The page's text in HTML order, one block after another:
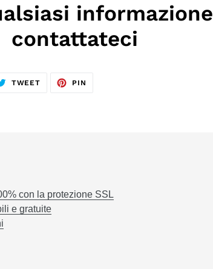
informazione
contattateci
TWEET TWITTA PIN
con la protezione SSL
e gratuite